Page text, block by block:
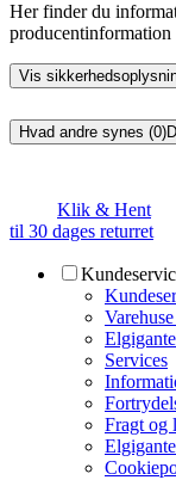
Her finder du
producentinformation
Vis
Hvad andre synes (0)
Klik & Hent
til 30 dages returret
Services
Fragt og